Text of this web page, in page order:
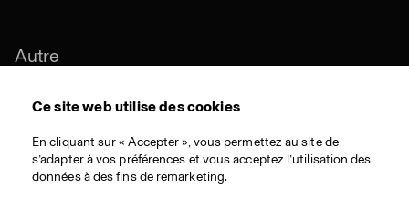
Autre
Matériaux
Ce site web utilise des cookies
En cliquant sur « Accepter », vous permettez au site de
s’adapter à vos préférences et vous acceptez l’utilisation des
données à des fins de remarketing.